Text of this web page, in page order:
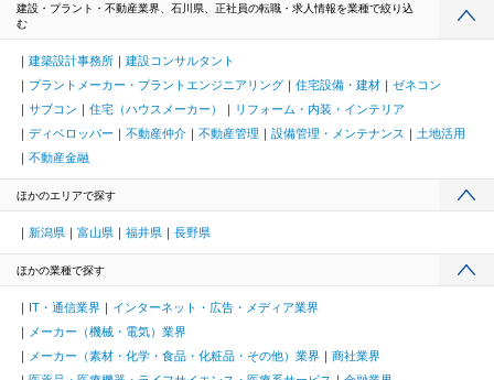
建設・プラント・不動産業界、石川県、正社員の転職・求人情報を業種で絞り込
む
建築設計事務所
建設コンサルタント
プラントメーカー・プラントエンジニアリング
住宅設備・建材
ゼネコン
サブコン
住宅（ハウスメーカー）
リフォーム・内装・インテリア
ディベロッパー
不動産仲介 不動産管理 設備管理・メンテナンス
土地活用
不動産金融
ほかのエリアで探す
新潟県 富山県 福井県 長野県
ほかの業種で探す
IT・通信業界
インターネット・広告・メディア業界
メーカー（機械・電気）業界
メーカー（素材・化学・食品・化粧品・その他）業界
商社業界